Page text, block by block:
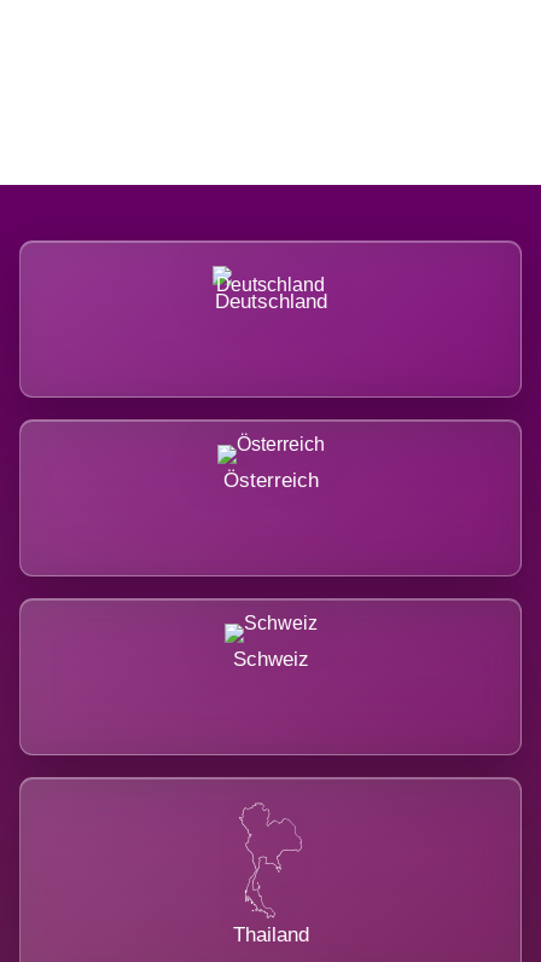
Deutschland
Österreich
Schweiz
Thailand